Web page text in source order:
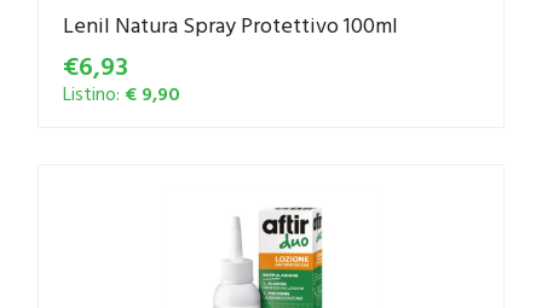
Lenil Natura Spray Protettivo 100ml
€6,93
Listino: € 9,90